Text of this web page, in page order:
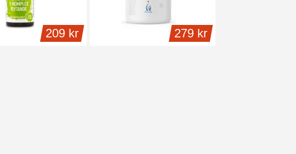
209 kr 279 kr